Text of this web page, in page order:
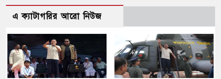
এ ক্যাটাগরির আরো নিউজ